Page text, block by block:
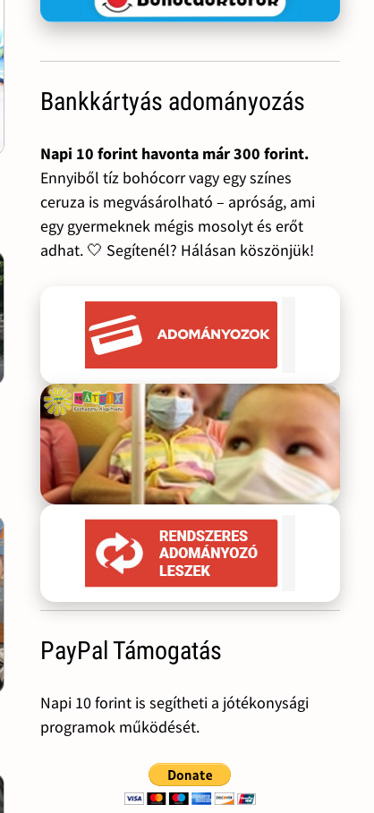
Bankkártyás adományozás
Napi 10 forint havonta már 300 forint.
Ennyiből tíz bohócorr vagy egy színes
ceruza is megvásárolható – apróság, ami
egy gyermeknek mégis mosolyt és erőt
adhat. 🤍 Segítenél? Hálásan köszönjük!
PayPal Támogatás
Napi 10 forint is segítheti a jótékonysági
programok működését.